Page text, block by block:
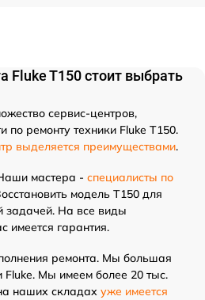
Fluke T150 стоит выбрать
сервис-центров,
по ремонту техники Fluke T150.
выделяется преимуществами.
мастера - специалисты по
модель T150 для
задачей. На все виды
имеется гарантия.
ремонта. Мы большая
Fluke. Мы имеем более 20 тыс.
наших складах уже имеется